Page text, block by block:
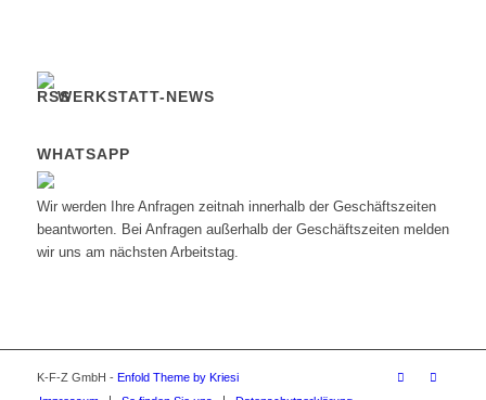
WERKSTATT-NEWS
WHATSAPP
Wir werden Ihre Anfragen zeitnah innerhalb der Geschäftszeiten
beantworten. Bei Anfragen außerhalb der Geschäftszeiten melden
wir uns am nächsten Arbeitstag.
K-F-Z GmbH - Enfold Theme by Kriesi